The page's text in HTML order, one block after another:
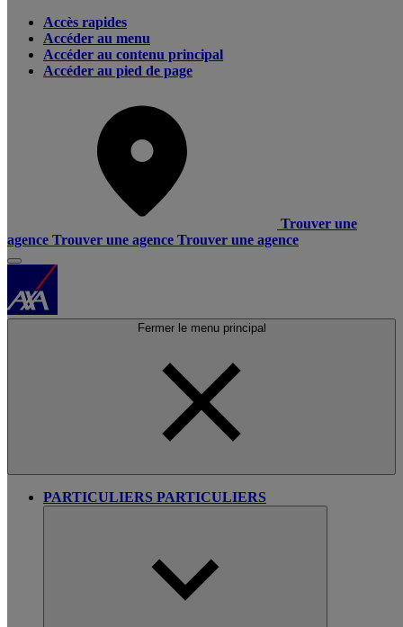
Accès rapides
Accéder au menu
Accéder au contenu principal
Accéder au pied de page
Trouver une
agence Trouver une agence Trouver une agence
Fermer le menu principal
PARTICULIERS PARTICULIERS